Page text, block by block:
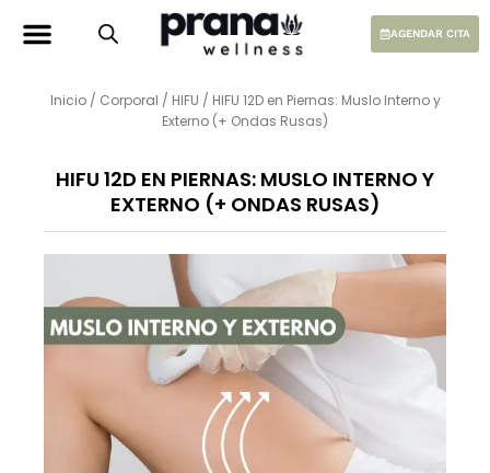
AGENDAR CITA
Inicio/ Corporal / HIFU / HIFU 12D en Piernas: Muslo Interno y
Externo (+ Ondas Rusas)
HIFU 12D EN PIERNAS: MUSLO INTERNO Y
EXTERNO (+ ONDAS RUSAS)